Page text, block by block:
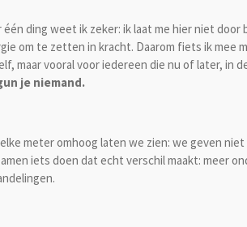
één ding weet ik zeker: ik laat me hier niet door
om te zetten in kracht. Daarom fiets ik mee
maar vooral voor iedereen die nu of later, in
je niemand.
meter omhoog laten we zien: we geven
iets doen dat echt verschil maakt: meer